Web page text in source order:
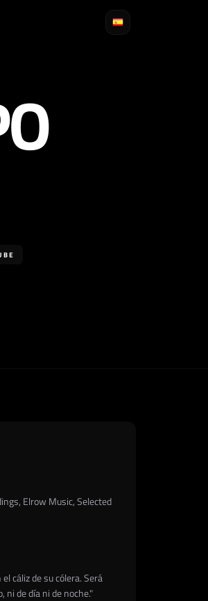
Elrow Music, Selected
cáliz de su cólera. Será
ni de día ni de noche."